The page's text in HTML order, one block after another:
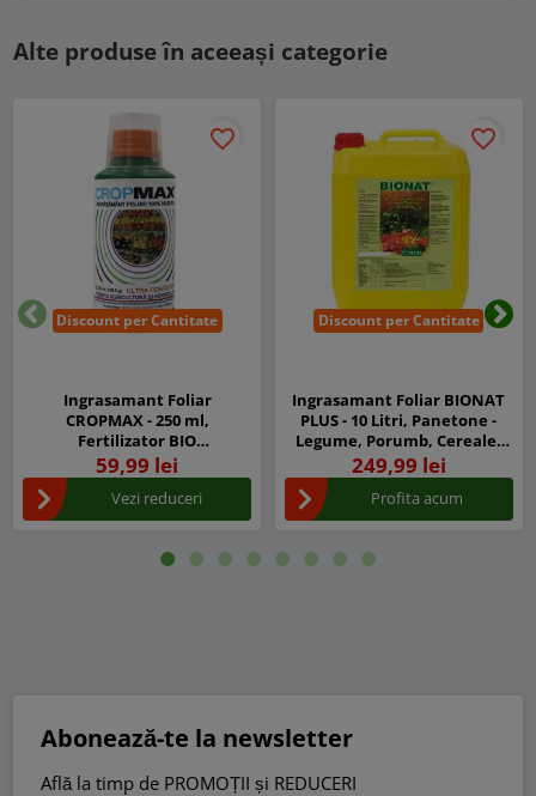
Alte produse în aceeași categorie
Discount per Cantitate
favorite_border
Ingrasamant Foliar
CROPMAX - 250 ml,
Fertilizator BIO
Superconcentrat
59,99 lei
Vezi reduceri
Discount per Cantitate
favorite_border
Ingrasamant Foliar BIONAT
PLUS - 10 Litri, Panetone -
Legume, Porumb, Cereale,
Vita de Vie, Gazon
249,99 lei
Profita acum
Abonează-te la newsletter
Află la timp de PROMOȚII și REDUCERI